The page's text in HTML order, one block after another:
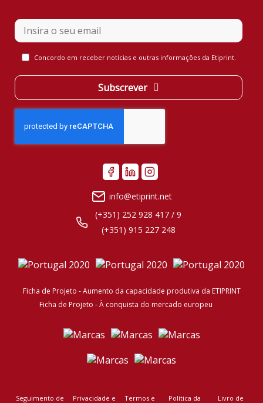
YourConcordo em receber notícias e outras informações da Etiprint.
Subscrever
info@etiprint.net
(+351) 252 928 417 / 9
(+351) 915 227 248
Ficha de Projeto - Aumento da capacidade produtiva da ETIPRINT
Ficha de Projeto - À conquista do mercado europeu
Seguimento de
Privacidade e
Termos e
Política da
Livro de